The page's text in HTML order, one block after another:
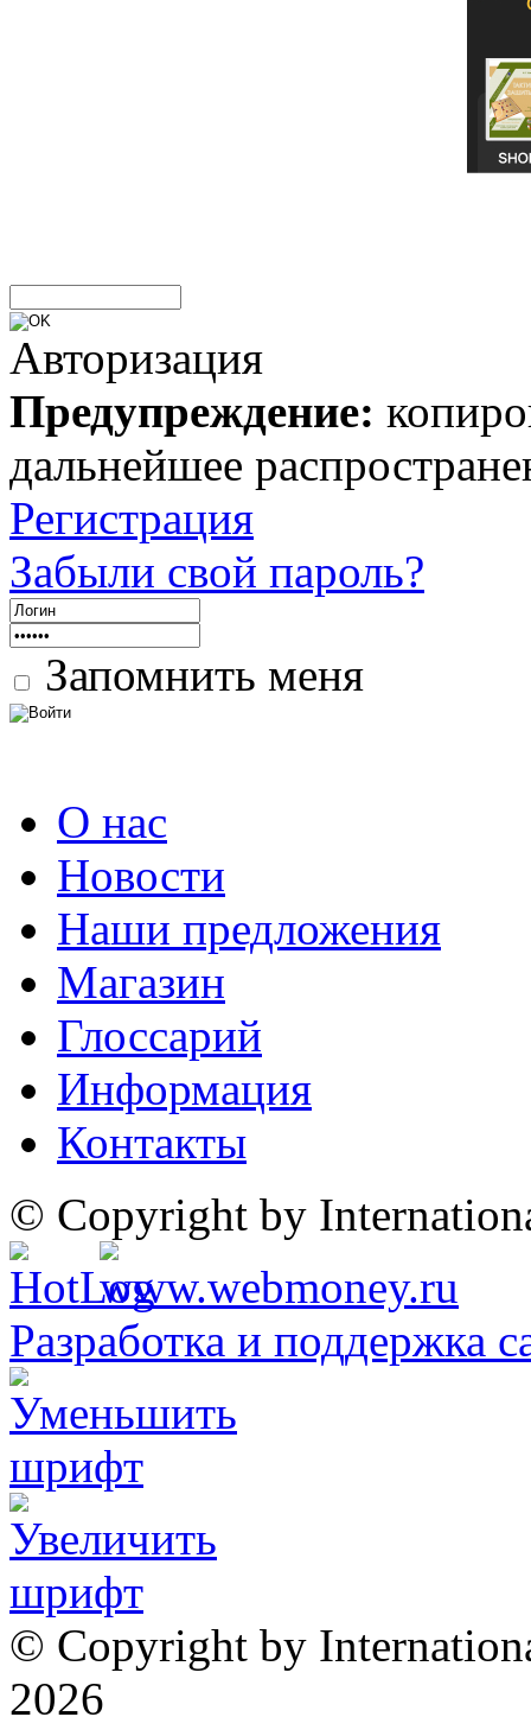
Авторизация
Предупреждение:
дальнейшее
Регистрация
Забыли свой пароль?
Запомнить меня
О нас
Новости
Наши предложения
Магазин
Глоссарий
Информация
Контакты
© Copyright by
Разработка и поддержка
© Copyright by
2026